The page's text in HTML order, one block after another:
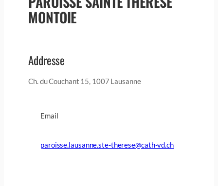
MONTOIE
Addresse
Ch. du Couchant 15, 1007 Lausanne
Email
paroisse.lausanne.ste-therese@cath-vd.ch